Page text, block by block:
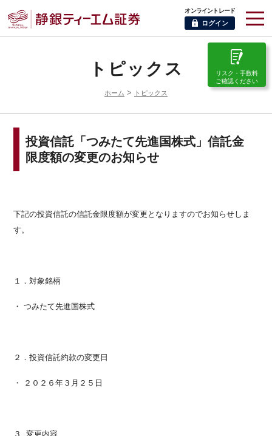
オンライントレード
ログイン
リスク・手数料
ご確認ください
トピックス
ホーム > トピックス
投資信託「つみたて先進国株式」信託金
限度額の変更のお知らせ
下記の投資信託の信託金限度額が変更となりますのでお知らせしま
す。
１．対象銘柄
・ つみたて先進国株式
２．投資信託約款の変更日
・ ２０２６年３月２５日
３. 変更内容